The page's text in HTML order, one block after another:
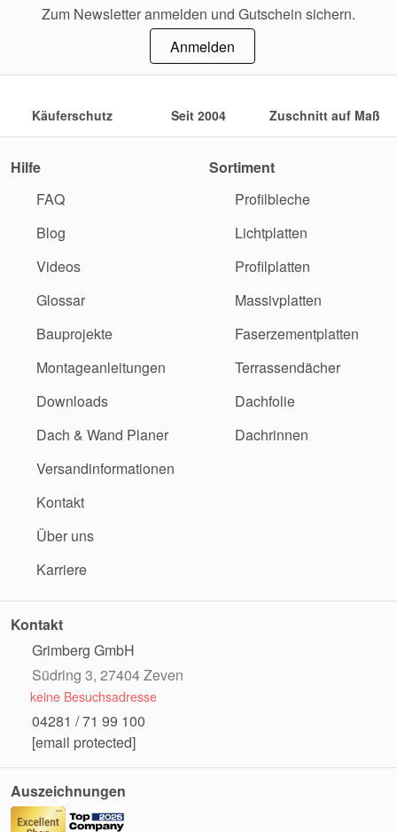
Zum Newsletter anmelden und Gutschein sichern.
Anmelden
Käuferschutz Seit 2004 Zuschnitt auf Maß
Hilfe
FAQ
Blog
Videos
Glossar
Bauprojekte
Montageanleitungen
Downloads
Dach & Wand Planer
Versandinformationen
Kontakt
Über uns
Karriere
Sortiment
Profilbleche
Lichtplatten
Profilplatten
Massivplatten
Faserzementplatten
Terrassendächer
Dachfolie
Dachrinnen
Kontakt
Grimberg GmbH
Südring 3, 27404 Zeven
keine Besuchsadresse
04281 / 71 99 100
[email protected]
Auszeichnungen